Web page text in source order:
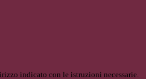
indicato con le istruzioni necessarie.